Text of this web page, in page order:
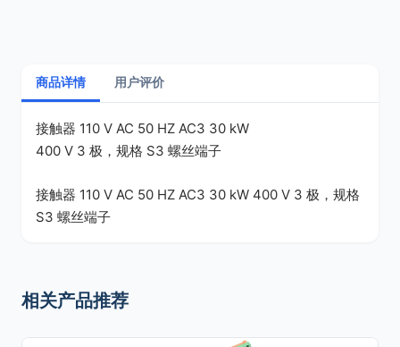
商品详情 用户评价
接触器 110 V AC 50 HZ AC3 30 kW
400 V 3 极，规格 S3 螺丝端子
接触器 110 V AC 50 HZ AC3 30 kW 400 V 3 极，规格
S3 螺丝端子
相关产品推荐